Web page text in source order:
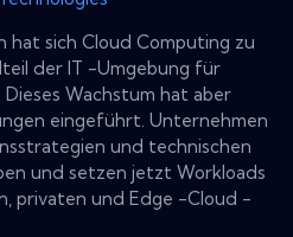
hat sich Cloud Computing zu
der IT -Umgebung für
Wachstum hat aber
eingeführt. Unternehmen
und technischen
und setzen jetzt Workloads
privaten und Edge -Cloud -